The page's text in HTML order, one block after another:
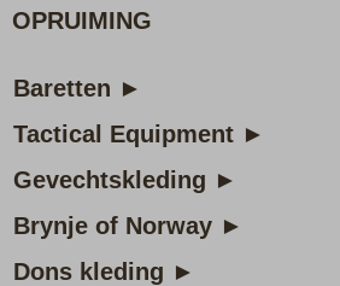
OPRUIMING
Baretten ►
Tactical Equipment ►
Gevechtskleding ►
Brynje of Norway ►
Dons kleding ►